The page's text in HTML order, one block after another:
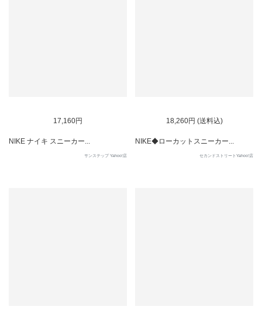
17,160円
NIKE ナイキ スニーカー...
サンステップ Yahoo!店
18,260円 (送料込)
NIKE◆ローカットスニーカー...
セカンドストリートYahoo!店